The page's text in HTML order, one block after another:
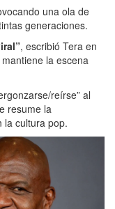
una ola de
generaciones.
, escribió Tera en
la escena
reírse” al
resume la
la cultura pop.